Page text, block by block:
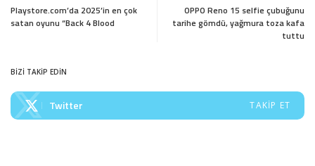
Playstore.com’da 2025’in en çok
satan oyunu “Back 4 Blood
OPPO Reno 15 selfie çubuğunu
tarihe gömdü, yağmura toza kafa
tuttu
BİZİ TAKİP EDİN
Twitter TAKIP ET